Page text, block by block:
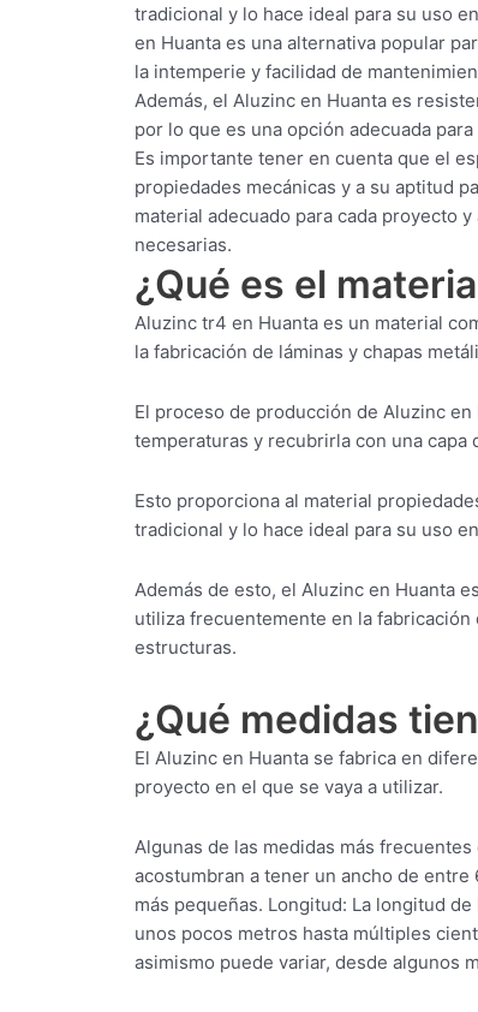
tradicional y lo hace ideal para su uso
en Huanta es una alternativa popular
la intemperie y facilidad de
Además, el Aluzinc en Huanta es
por lo que es una opción adecuada
Es importante tener en cuenta que el
propiedades mecánicas y a su aptitud
material adecuado para cada proyecto
necesarias.
¿Qué es el
Aluzinc tr4 en Huanta es un material
la fabricación de láminas y chapas
El proceso de producción de Aluzinc
temperaturas y recubrirla con una capa
Esto proporciona al material
tradicional y lo hace ideal para su uso
Además de esto, el Aluzinc en Huanta
utiliza frecuentemente en la
estructuras.
¿Qué medidas
El Aluzinc en Huanta se fabrica en
proyecto en el que se vaya a utilizar.
Algunas de las medidas más
acostumbran a tener un ancho de
más pequeñas. Longitud: La longitud
unos pocos metros hasta múltiples
asimismo puede variar, desde algunos